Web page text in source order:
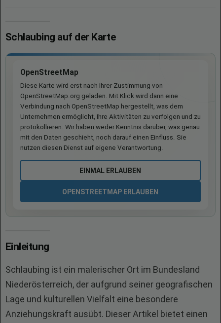
Schlaubing auf der Karte
OpenStreetMap
Diese Karte wird erst nach Ihrer Zustimmung von
OpenStreetMap.org geladen. Mit Klick wird dann eine
Verbindung nach OpenStreetMap hergestellt, was dem
Unternehmen ermöglicht, Ihre Aktivitäten zu verfolgen und zu
protokollieren. Wir haben weder Kenntnis darüber, was genau
mit den Daten geschieht, noch darauf einen Einfluss. Sie
nutzen diesen Dienst auf eigene Verantwortung.
EINMAL ERLAUBEN
OPENSTREETMAP ERLAUBEN
Einleitung
Schlaubing ist ein malerischer Ort im Bundesland
Niederösterreich, der aufgrund seiner geografischen
Lage und kulturellen Vielfalt eine besondere
Anziehungskraft ausübt. Dieser Artikel bietet einen